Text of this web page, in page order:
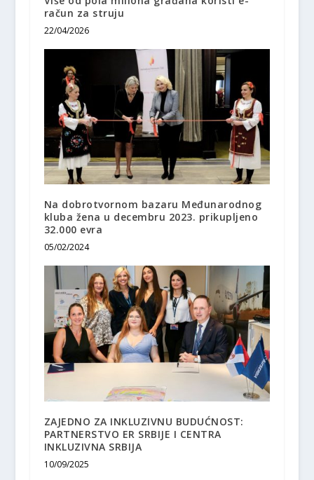
račun za struju
22/04/2026
Na dobrotvornom bazaru Međunarodnog
kluba žena u decembru 2023. prikupljeno
32.000 evra
05/02/2024
ZAJEDNO ZA INKLUZIVNU BUDUĆNOST:
PARTNERSTVO ER SRBIJE I CENTRA
INKLUZIVNA SRBIJA
10/09/2025